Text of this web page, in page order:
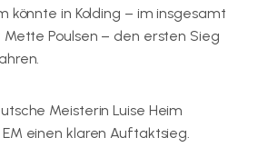
könnte in Kolding – im insgesamt
Poulsen – den ersten Sieg